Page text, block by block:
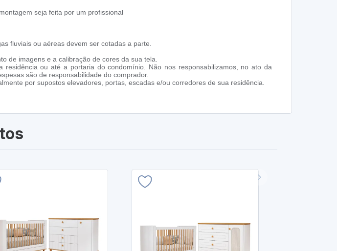
seja feita por um profissional
fluviais ou aéreas devem ser cotadas a parte.
de imagens e a calibração de cores da sua tela.
ou até a portaria do condomínio. Não nos responsabilizamos, no ato da
são de responsabilidade do comprador.
por supostos elevadores, portas, escadas e/ou corredores de sua residência.